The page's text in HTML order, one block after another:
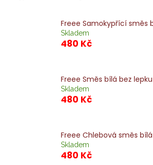
Freee Samokypřící směs
Skladem
480 Kč
Freee Směs bílá bez
Skladem
480 Kč
Freee Chlebová směs
Skladem
480 Kč